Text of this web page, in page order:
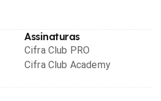
Assinaturas
Cifra Club PRO
Cifra Club Academy